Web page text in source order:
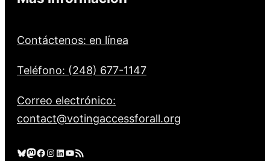
Contáctenos: en línea
Teléfono: (248) 677-1147
Correo electrónico:
contact@votingaccessforall.org
Cielo azul Mastodonte Facebook Instagram LinkedIn YouTube Feed RSS